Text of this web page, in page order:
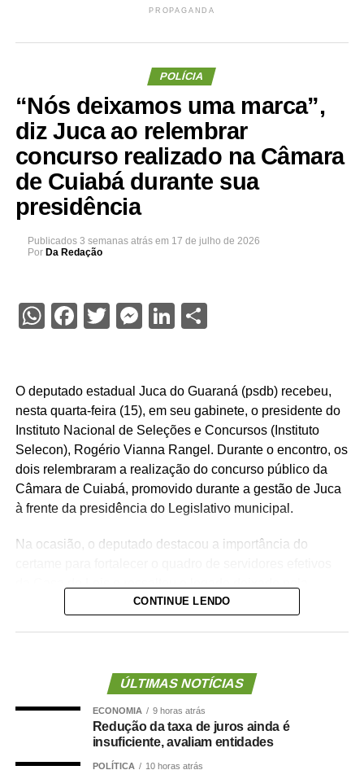
PROPAGANDA
POLÍCIA
“Nós deixamos uma marca”,
diz Juca ao relembrar
concurso realizado na Câmara
de Cuiabá durante sua
presidência
Publicados 3 semanas atrás em 17 de julho de 2026
Por Da Redação
WhatsApp
Facebook
Twitter
Messenger
LinkedIn
Share
O deputado estadual Juca do Guaraná (psdb) recebeu,
nesta quarta-feira (15), em seu gabinete, o presidente do
Instituto Nacional de Seleções e Concursos (Instituto
Selecon), Rogério Vianna Rangel. Durante o encontro, os
dois relembraram a realização do concurso público da
Câmara de Cuiabá, promovido durante a gestão de Juca
à frente da presidência do Legislativo municipal.
Na ocasião, o deputado destacou a importância do
Cuiabá, que é de todos nós mato-grossenses, o
parlamento mais antigo do Centro-Oeste brasileiro”,
O concurso público foi realizado para provimento de
CONTINUE LENDO
ÚLTIMAS NOTÍCIAS
ECONOMIA 9 horas atrás
Redução da taxa de juros ainda é
insuficiente, avaliam entidades
POLÍTICA 10 horas atrás